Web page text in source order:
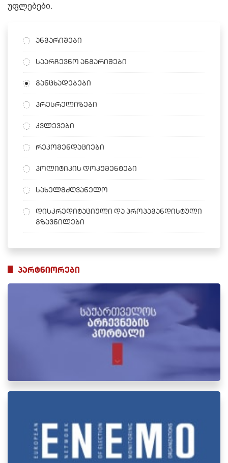
უფლებები.
ანგარიშები
საარჩევნო ანგარიშები
განცხადებები
პრესრელიზები
კვლევები
რეკომენდაციები
პოლიტიკის დოკუმენტები
სახელმძღვანელო
დისკრედიტაციული და პროპაგანდისტული
გზავნილები
პარტნიორები